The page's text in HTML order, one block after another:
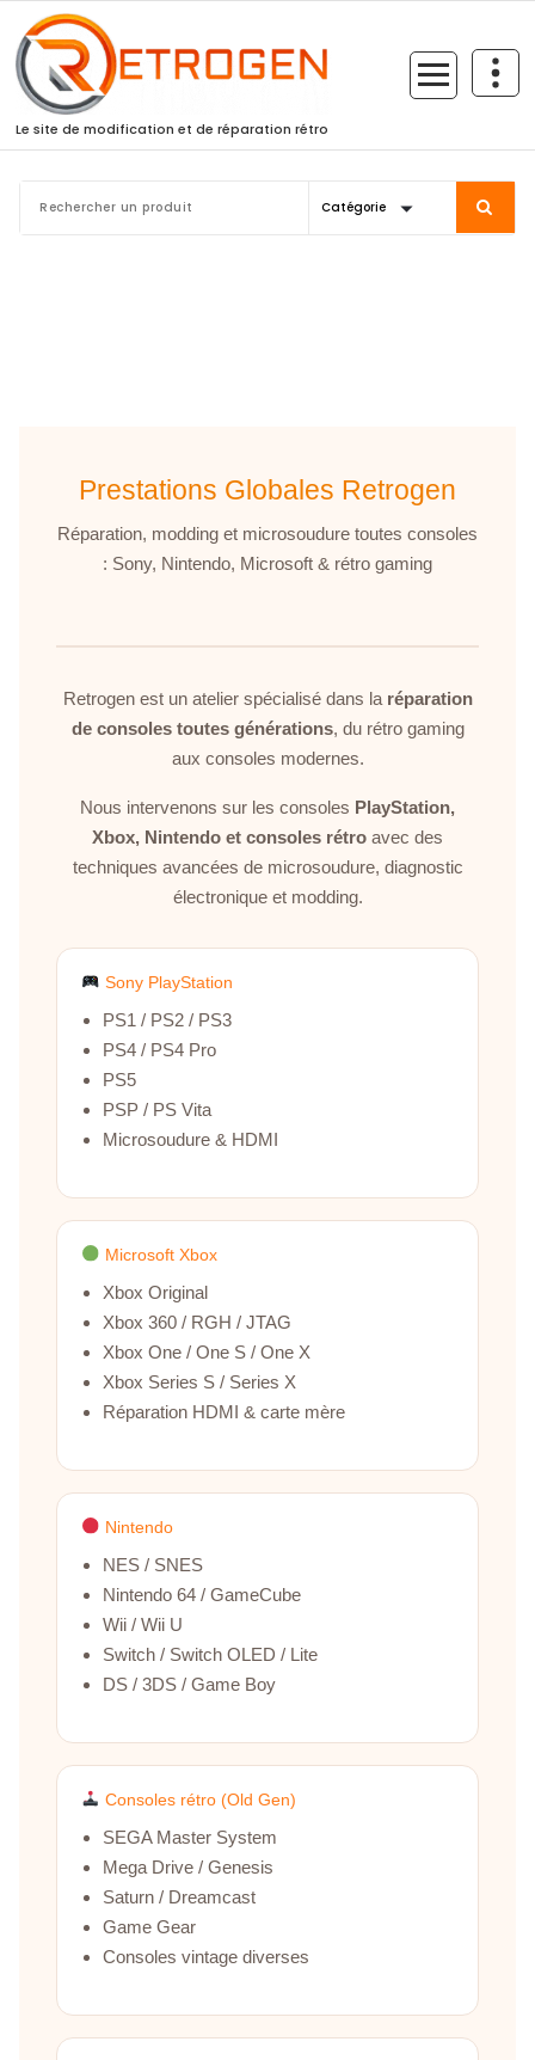
content
Le site de modification et de réparation rétro
Prestations Globales Retrogen
Réparation, modding et microsoudure toutes consoles
: Sony, Nintendo, Microsoft & rétro gaming
Retrogen est un atelier spécialisé dans la réparation
de consoles toutes générations, du rétro gaming
aux consoles modernes.
Nous intervenons sur les consoles PlayStation,
Xbox, Nintendo et consoles rétro avec des
techniques avancées de microsoudure, diagnostic
électronique et modding.
Sony PlayStation
PS1 / PS2 / PS3
PS4 / PS4 Pro
PS5
PSP / PS Vita
Microsoudure & HDMI
Microsoft Xbox
Xbox Original
Xbox 360 / RGH / JTAG
Xbox One / One S / One X
Xbox Series S / Series X
Réparation HDMI & carte mère
Nintendo
NES / SNES
Nintendo 64 / GameCube
Wii / Wii U
Switch / Switch OLED / Lite
DS / 3DS / Game Boy
Consoles rétro (Old Gen)
SEGA Master System
Mega Drive / Genesis
Saturn / Dreamcast
Game Gear
Consoles vintage diverses